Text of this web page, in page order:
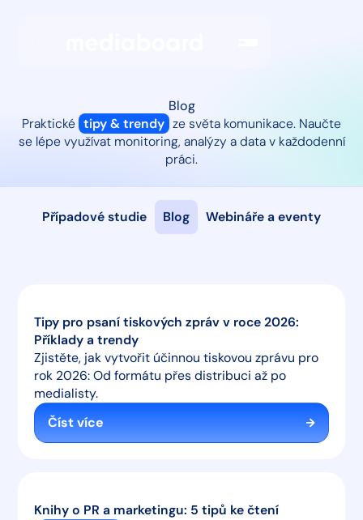
Blog
Praktické tipy & trendy ze světa komunikace. Naučte
se lépe využívat monitoring, analýzy a data v každodenní
práci.
Případové studie Blog Webináře a eventy
Tipy pro psaní tiskových zpráv v roce 2026:
Příklady a trendy
Zjistěte, jak vytvořit účinnou tiskovou zprávu pro
rok 2026: Od formátu přes distribuci až po
medialisty.
Číst více
Knihy o PR a marketingu: 5 tipů ke čtení